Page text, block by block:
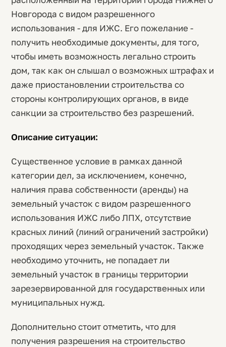
Новгорода с видом разрешенного
использования - для ИЖС. Его пожелание -
получить необходимые документы, для того,
чтобы иметь возможность легально строить
дом, так как он слышал о возможных штрафах и
даже приостановлении строительства со
стороны контролирующих органов, в виде
санкции за строительство без разрешений.
Описание ситуации:
Существенное условие в рамках данной
категории дел, за исключением, конечно,
наличия права собственности (аренды) на
земельный участок с видом разрешенного
использования ИЖС либо ЛПХ, отсутствие
красных линий (линий ограничений застройки)
проходящих через земельный участок. Также
необходимо уточнить, не попадает ли
земельный участок в границы территории
зарезервированной для государственных или
муниципальных нужд.
Дополнительно стоит отметить, что для
получения разрешения на строительство